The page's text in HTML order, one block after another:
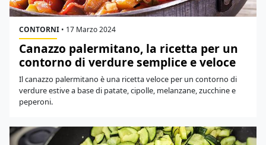
CONTORNI • 17 Marzo 2024
Canazzo palermitano, la ricetta per un
contorno di verdure semplice e veloce
Il canazzo palermitano è una ricetta veloce per un contorno di
verdure estive a base di patate, cipolle, melanzane, zucchine e
peperoni.